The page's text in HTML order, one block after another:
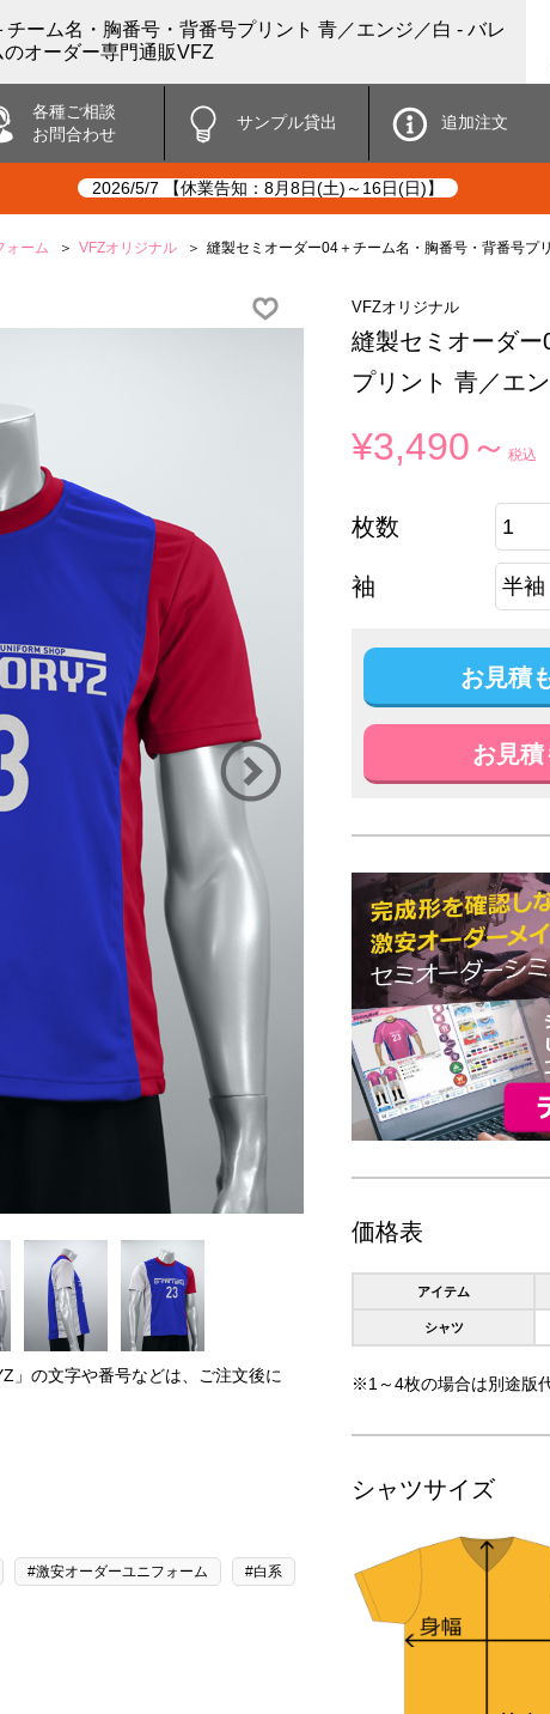
ーム名・胸番号・背番号プリント 青／エンジ／白 - バレ
オーダー専門通販VFZ
各種ご相談
お問合わせ
サンプル貸出 追加注文
2026/5/7 【休業告知：8月8日(土)～16日(日)】
ォーム VFZオリジナル 縫製セミオーダー04＋チーム名・胸番号・背番号プ
」の文字や番号などは、ご注文後に
#激安オーダーユニフォーム #白系
VFZオリジナル
縫製セミオーダ
プリント 青／エ
¥3,490～ 税込
枚数
袖
お見積
お見
価格表
アイテム
シャツ
※1～4枚の場合は別途版
シャツサイズ